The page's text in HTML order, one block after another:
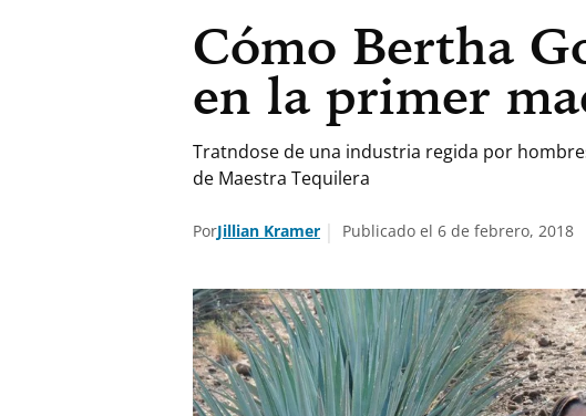
Cómo Bertha
en la primer
Tratndose de una industria regida por
de Maestra Tequilera
PorJillian Kramer Publicado el 6 de febrero, 2018